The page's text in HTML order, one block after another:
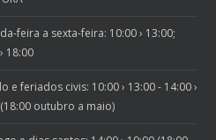
feira a sexta-feira: 10:00 › 13:00;
18:00
e feriados civis: 10:00 › 13:00 - 14:00 ›
outubro a maio)